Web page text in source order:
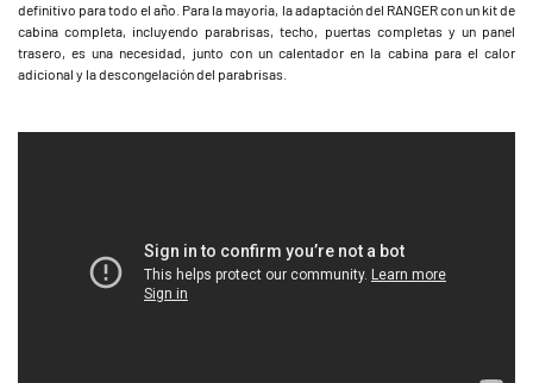
definitivo para todo el año. Para la mayoría, la adaptación del RANGER con un kit de
cabina completa, incluyendo parabrisas, techo, puertas completas y un panel
trasero, es una necesidad, junto con un calentador en la cabina para el calor
adicional y la descongelación del parabrisas.